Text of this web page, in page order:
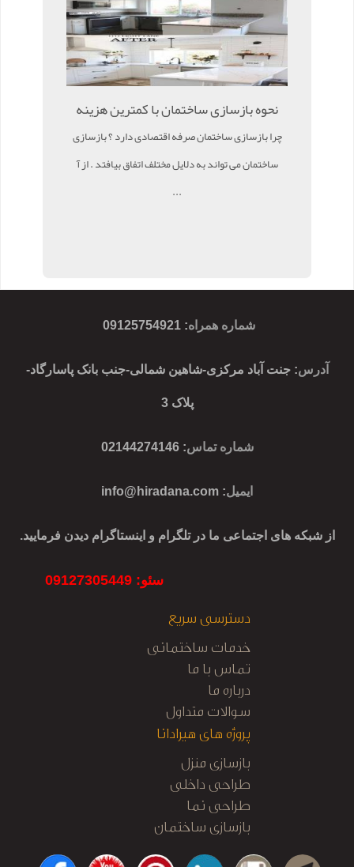
نحوه بازسازی ساختمان با کمترین هزینه
چرا بازسازی ساختمان صرفه اقتصادی دارد ؟ بازسازی
ساختمان می تواند به دلایل مختلف اتفاق بیافتد . از آ
...
شماره همراه:
09125754921
آدرس: جنت آباد مرکزی-شاهین شمالی-جنب بانک پاسارگاد-
پلاک 3
شماره تماس: 02144274146
ایمیل:
info@hiradana.com
از شبکه های اجتماعی ما در تلگرام و اینستاگرام دیدن فرمایید.
سئو: 09127305449
دسترسی سریع
خدمات ساختمانی
تماس با ما
درباره ما
سوالات متداول
پروژه های هیرادانا
بازسازی منزل
طراحی داخلی
طراحی نما
بازسازی ساختمان
کابینت آشپزخانه